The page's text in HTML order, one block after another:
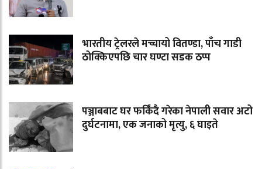
भारतीय ट्रेलरले मच्चायो वितण्डा, पाँच गाडी
ठोक्किएपछि चार घण्टा सडक ठप्प
पञ्जाबबाट घर फर्किंदै गरेका नेपाली सवार अटो
दुर्घटनामा, एक जनाको मृत्यु, ६ घाइते